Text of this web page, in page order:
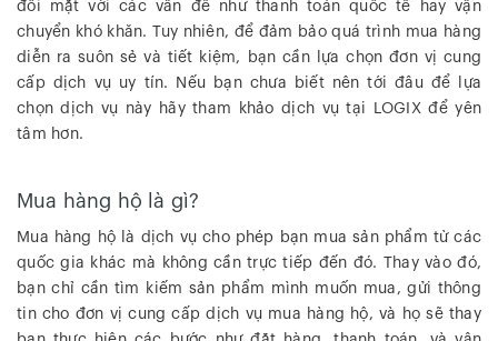
đối mặt với các vấn đề như thanh toán quốc tế hay vận
chuyển khó khăn. Tuy nhiên, để đảm bảo quá trình mua hàng
diễn ra suôn sẻ và tiết kiệm, bạn cần lựa chọn đơn vị cung
cấp dịch vụ uy tín. Nếu bạn chưa biết nên tới đâu để lựa
chọn dịch vụ này hãy tham khảo dịch vụ tại LOGIX để yên
tâm hơn.
Mua hàng hộ là gì?
Mua hàng hộ là dịch vụ cho phép bạn mua sản phẩm từ các
quốc gia khác mà không cần trực tiếp đến đó. Thay vào đó,
bạn chỉ cần tìm kiếm sản phẩm mình muốn mua, gửi thông
tin cho đơn vị cung cấp dịch vụ mua hàng hộ, và họ sẽ thay